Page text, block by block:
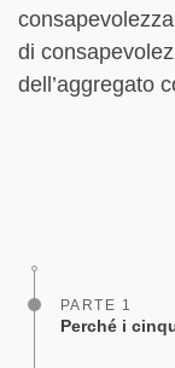
di
dell’aggregato
PARTE 1
Perché i